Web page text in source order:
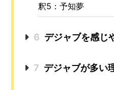
釈5：予知夢
6 デジャブを感じ
7 デジャブが多い